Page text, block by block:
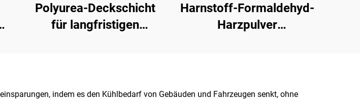
Polyurea-Deckschicht
für langfristigen
Harnstoff-Formaldehyd-
Harzpulver
Spanplatten, darunter
indem es den Kühlbedarf von Gebäuden und Fahrzeugen senkt, ohne